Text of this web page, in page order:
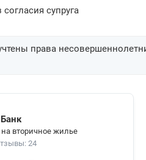
супруга
права
на вторичное жилье
24